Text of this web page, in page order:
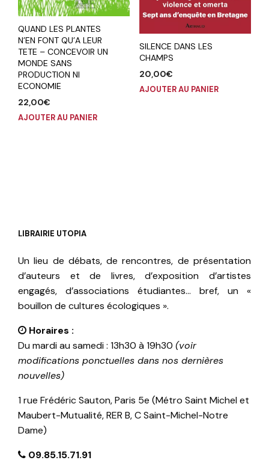
QUAND LES PLANTES
N’EN FONT QU’A LEUR
TETE – CONCEVOIR UN
MONDE SANS
PRODUCTION NI
ECONOMIE
22,00€
AJOUTER AU PANIER
SILENCE DANS LES
CHAMPS
20,00€
AJOUTER AU PANIER
LIBRAIRIE UTOPIA
Un lieu de débats, de rencontres, de présentation
d’auteurs et de livres, d’exposition d’artistes
engagés, d’associations étudiantes… bref, un «
bouillon de cultures écologiques ».
Horaires :
Du mardi au samedi : 13h30 à 19h30 (voir
modifications ponctuelles dans nos dernières
nouvelles)
1 rue Frédéric Sauton, Paris 5e (Métro Saint Michel et
Maubert-Mutualité, RER B, C Saint-Michel-Notre
Dame)
09.85.15.71.91